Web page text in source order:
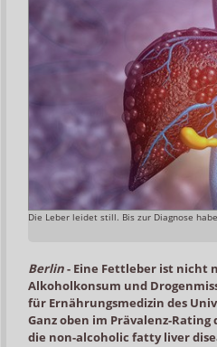
Die Leber leidet still. Bis zur Diagnose
Berlin- Eine Fettleber ist nicht
Alkoholkonsum und
für Ernährungsmedizin des
Ganz oben im Prävalenz-
die non-alcoholic fatty liver